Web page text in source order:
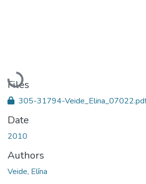
Loading...
Files
305-31794-
Date
2010
Authors
Veide, Elīna